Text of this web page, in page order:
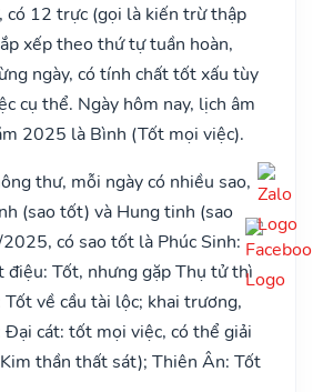
có 12 trực (gọi là kiến trừ thập
xếp theo thứ tự tuần hoàn,
ngày, có tính chất tốt xấu tùy
cụ thể. Ngày hôm nay, lịch âm
2025 là Bình (Tốt mọi việc).
thư, mỗi ngày có nhiều sao,
(sao tốt) và Hung tinh (sao
có sao tốt là Phúc Sinh:
điệu: Tốt, nhưng gặp Thụ tử thì
về cầu tài lộc; khai trương,
Đại cát: tốt mọi việc, có thể giải
thần thất sát); Thiên Ân: Tốt